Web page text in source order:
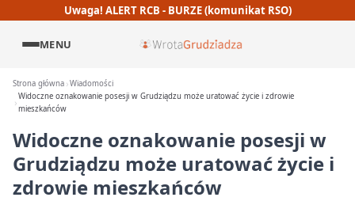
Uwaga! ALERT RCB - BURZE (komunikat RSO)
MENU
Strona główna Wiadomości
Widoczne oznakowanie posesji w Grudziądzu może uratować życie i zdrowie
mieszkańców
Widoczne oznakowanie posesji w
Grudziądzu może uratować życie i
zdrowie mieszkańców